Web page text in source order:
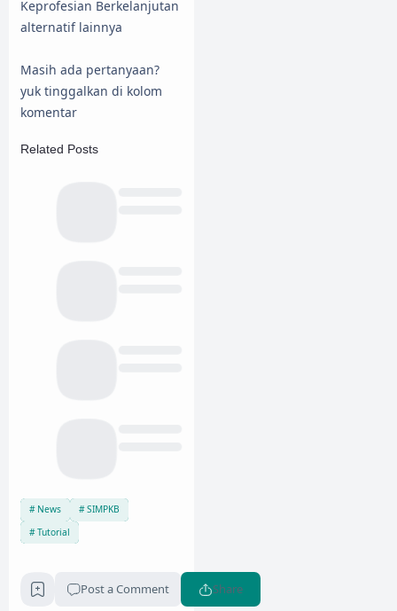
Keprofesian Berkelanjutan
alternatif lainnya
Masih ada pertanyaan?
yuk tinggalkan di kolom
komentar
Related Posts
News
SIMPKB
Tutorial
Post a Comment Share